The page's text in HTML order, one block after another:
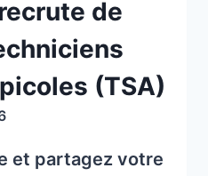
de
(TSA)
et partagez votre